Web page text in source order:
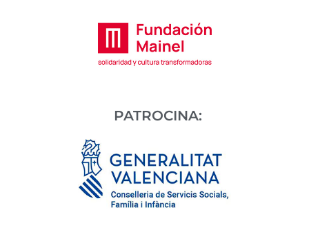
PATROCINA: